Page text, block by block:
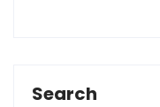
Search